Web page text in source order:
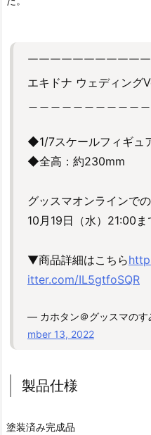
￣￣￣￣￣￣￣￣￣￣
エキドナ ウェディング
◆1/7スケールフィギュ
◆全高：約230mm
グッスマオンラインで
10月19日（水）21:00ま
▼商品詳細はこちら
itter.com/IL5gtfoSQR
— カホタン＠グッスマの
mber 13, 2022
製品仕様
塗装済み完成品